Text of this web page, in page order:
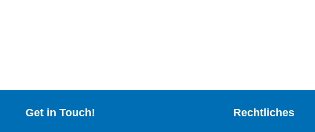
Get in Touch! Rechtliches